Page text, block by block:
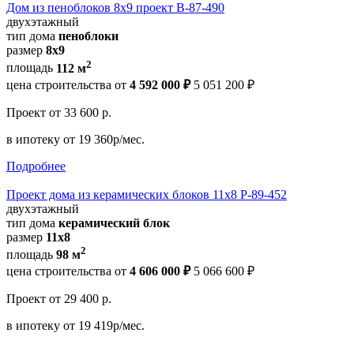
Дом из пеноблоков 8х9 проект В-87-490
двухэтажный
тип дома пеноблоки
размер 8х9
площадь 112 м2
цена строительства от 4 592 000 ₽ 5 051 200 ₽
Проект от 33 600 р.
в ипотеку от 19 360р/мес.
Подробнее
Проект дома из керамических блоков 11х8 Р-89-452
двухэтажный
тип дома керамический блок
размер 11х8
площадь 98 м2
цена строительства от 4 606 000 ₽ 5 066 600 ₽
Проект от 29 400 р.
в ипотеку от 19 419р/мес.